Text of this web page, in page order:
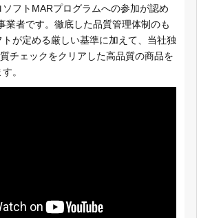
フトMARプログラムへの参加が認め
業者です。徹底した品質管理体制のも
トが定める厳しい基準に加えて、当社独
チェックをクリアした高品質の商品を
。